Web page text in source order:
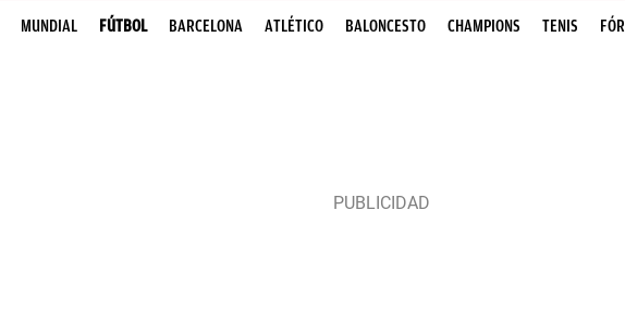
MUNDIAL FÚTBOL BARCELONA ATLÉTICO BALONCESTO CHAMPIONS TENIS